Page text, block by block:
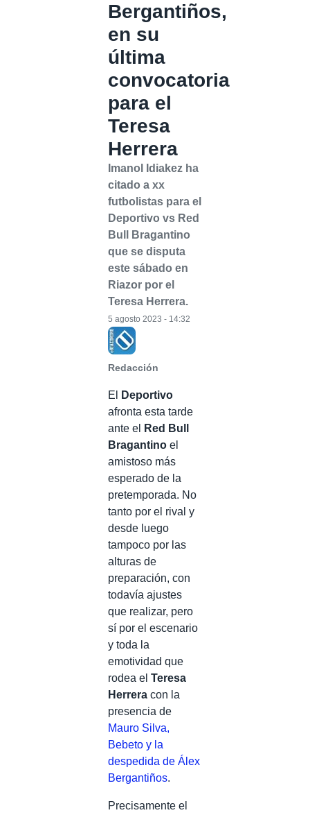
Bergantiños,
en su
última
convocatoria
para el
Teresa
Herrera
Imanol Idiakez ha
citado a xx
futbolistas para el
Deportivo vs Red
Bull Bragantino
que se disputa
este sábado en
Riazor por el
Teresa Herrera.
Redacción
5 agosto 2023 - 14:32
El
Deportivo
afronta esta tarde
ante el
Red Bull
Bragantino el
amistoso más
esperado de la
pretemporada. No
tanto por el rival y
desde luego
tampoco por las
alturas de
preparación, con
todavía ajustes
que realizar, pero
sí por el escenario
y toda la
emotividad que
rodea el Teresa
Herrera con la
presencia de
Mauro Silva,
Bebeto y la
despedida de Álex
Bergantiños.
Precisamente el